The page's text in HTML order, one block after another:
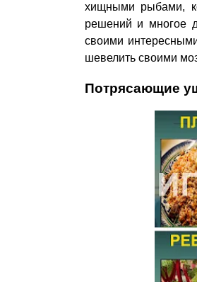
хищными рыбами,
решений и многое
своими
шевелить своими
Потрясающие